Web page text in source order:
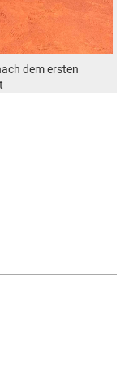
dem ersten